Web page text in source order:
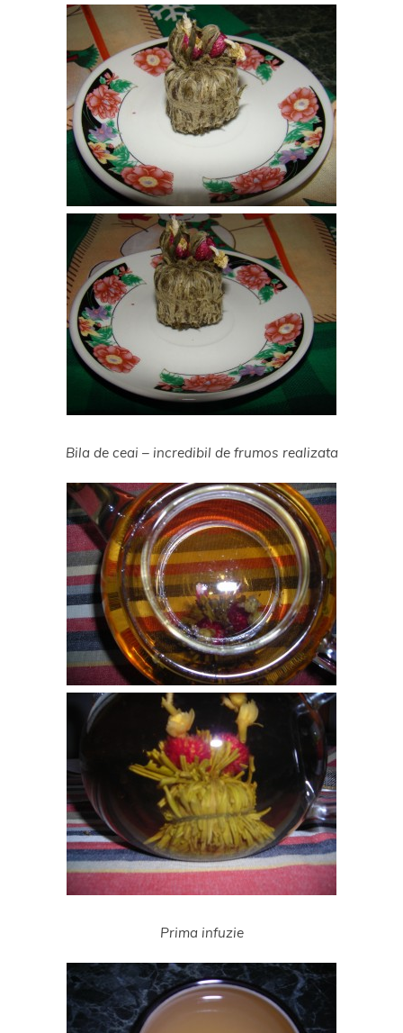
Bila de ceai – incredibil de frumos realizata
Prima infuzie